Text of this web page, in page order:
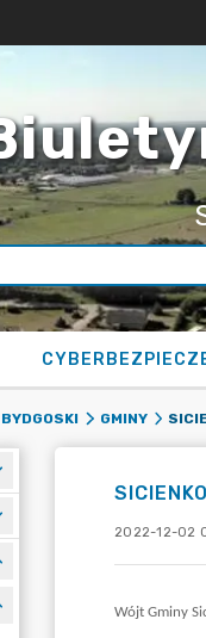
GMINY
SICIENKO
2022-12-02